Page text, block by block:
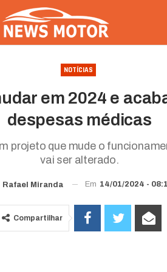
NOTÍCIAS
em 2024 e
despesas médicas
projeto que mude o
vai ser alterado.
Rafael Miranda Em 14/01/2024 -
Compartilhar